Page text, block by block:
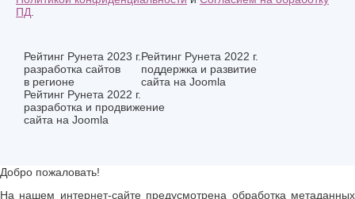
ПД
Рейтинг Рунета 2023 г.
разработка сайтов
в регионе
Рейтинг Рунета 2022 г.
поддержка и развитие
сайта на Joomla
Рейтинг Рунета 2022 г.
разработка и продвижение
сайта на Joomla
Добро пожаловать!
На нашем интернет-сайте предусмотрена обработка метаданных